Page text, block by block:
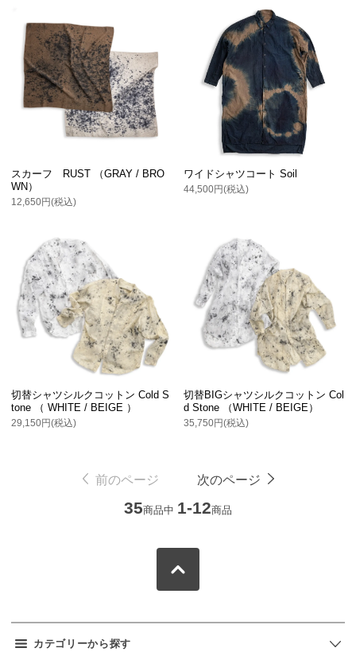
スカーフ RUST （GRAY / BRO
WN）
12,650円(税込)
ワイドシャツコート Soil
44,500円(税込)
切替シャツシルクコットン Cold S
tone （ WHITE / BEIGE ）
29,150円(税込)
切替BIGシャツシルクコットン Col
d Stone （WHITE / BEIGE）
35,750円(税込)
前のページ 次のページ
35商品中 1-12商品
カテゴリーから探す